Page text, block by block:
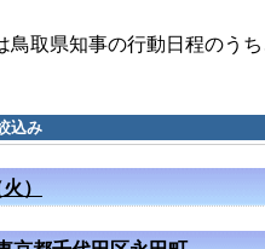
取県知事の行動日程のう
込み
）